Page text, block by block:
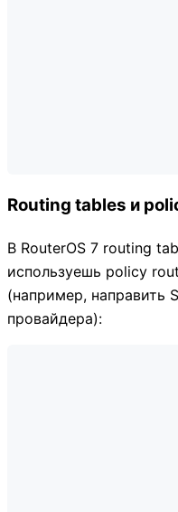
Routing tables и
В RouterOS 7 routing
используешь policy
(например, направить
провайдера):